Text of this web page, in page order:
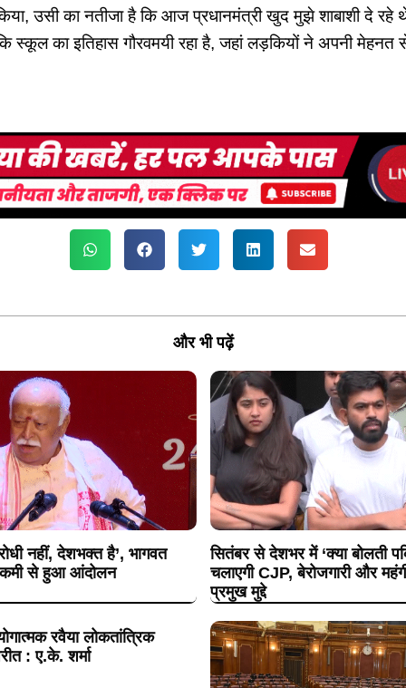
उसी का नतीजा है कि आज प्रधानमंत्री खुद मुझे शाबाशी दे रहे
स्कूल का इतिहास गौरवमयी रहा है, जहां लड़कियों ने अपनी
और भी पढ़ें
नहीं, देशभक्त है’, भागवत
कमी से हुआ आंदोलन
सितंबर से देशभर में ‘क्या बोलती
चलाएगी CJP, बेरोजगारी और महंगी
प्रमुख मुद्दे
रवैया लोकतांत्रिक
: ए.के. शर्मा